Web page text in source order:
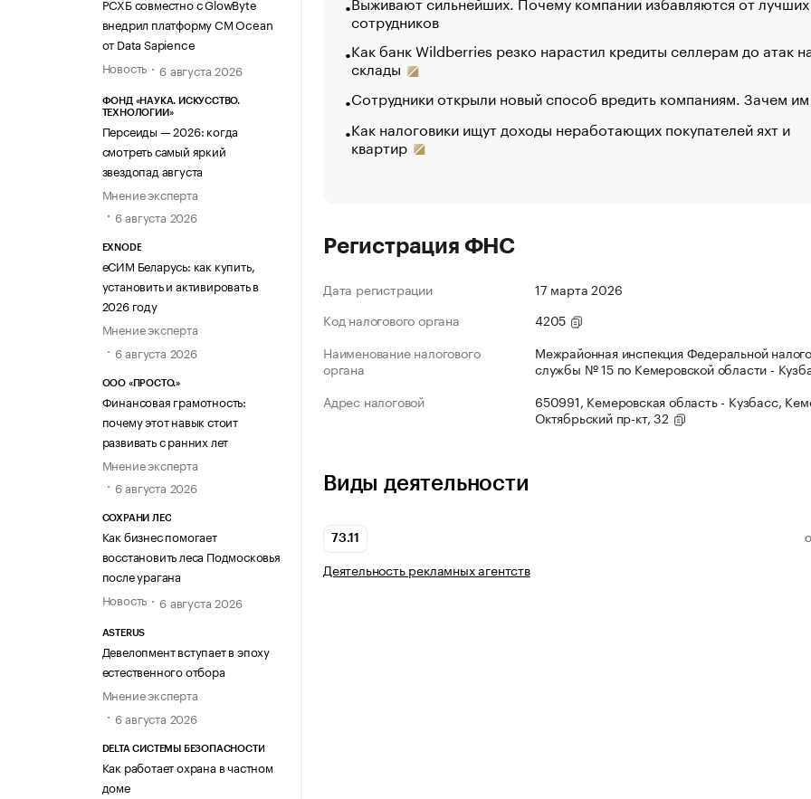
внедрил платформу CM Ocean
от Data Sapience
Новость
6 августа 2026
ФОНД «НАУКА. ИСКУССТВО.
ТЕХНОЛОГИИ»
Персеиды — 2026: когда
смотреть самый яркий
звездопад августа
Мнение эксперта
6 августа 2026
EXNODE
еСИМ Беларусь: как купить,
установить и активировать в
2026 году
Мнение эксперта
6 августа 2026
ООО «ПРОСТО.»
Финансовая грамотность:
почему этот навык стоит
развивать с ранних лет
Мнение эксперта
6 августа 2026
СОХРАНИ ЛЕС
Как бизнес помогает
восстановить леса Подмосковья
после урагана
Новость
6 августа 2026
ASTERUS
Девелопмент вступает в эпоху
естественного отбора
Мнение эксперта
6 августа 2026
DELTA СИСТЕМЫ БЕЗОПАСНОСТИ
Как работает охрана в частном
доме
сотрудников
Как банк Wildberries резко нарастил кредиты селлерам до атак
склады
Сотрудники открыли новый способ вредить компаниям. Зачем
Как налоговики ищут доходы неработающих покупателей яхт и
квартир
Регистрация ФНС
Дата регистрации
17 марта 2026
Код налогового органа
4205
Наименование налогового
органа
Межрайонная инспекция Федеральной
службы № 15 по Кемеровской области -
Адрес налоговой
650991, Кемеровская область - Кузбасс,
Октябрьский пр-кт, 32
Виды деятельности
73.11
Деятельность рекламных агентств